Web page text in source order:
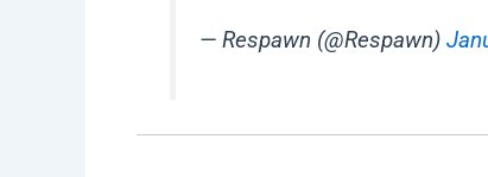
— Respawn (@Respawn)